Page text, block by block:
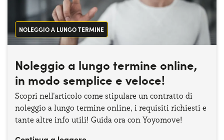
NOLEGGIO A LUNGO TERMINE
Noleggio a lungo termine online,
in modo semplice e veloce!
Scopri nell'articolo come stipulare un contratto di
noleggio a lungo termine online, i requisiti richiesti e
tante altre info utili! Guida ora con Yoyomove!